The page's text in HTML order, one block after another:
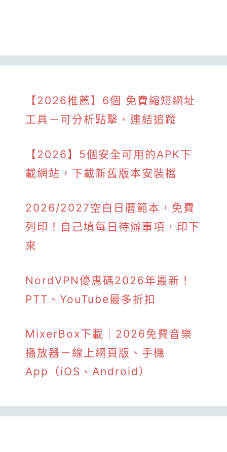
【2026推薦】6個 免費縮短網址
工具－可分析點擊、連結追蹤
【2026】5個安全可用的APK下
載網站，下載新舊版本安裝檔
2026/2027空白日曆範本，免費
列印！自己填每日待辦事項，印下
來
NordVPN優惠碼2026年最新！
PTT、YouTube最多折扣
MixerBox下載｜2026免費音樂
播放器－線上網頁版、手機
App（iOS、Android）